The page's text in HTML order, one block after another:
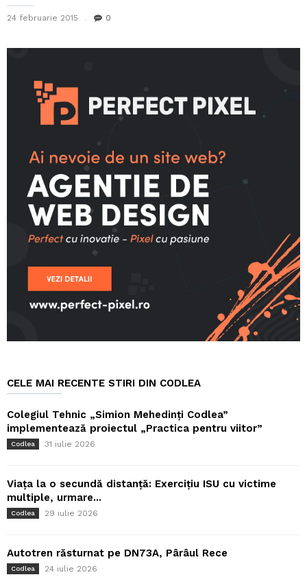
24 februarie 2015 0
CELE MAI RECENTE STIRI DIN CODLEA
Colegiul Tehnic „Simion Mehedinți Codlea”
implementează proiectul „Practica pentru viitor”
Codlea 31 iulie 2026
Viața la o secundă distanță: Exercițiu ISU cu victime
multiple, urmare...
Codlea 29 iulie 2026
Autotren răsturnat pe DN73A, Pârâul Rece
Codlea 24 iulie 2026